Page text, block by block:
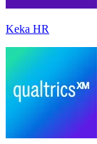
Keka HR